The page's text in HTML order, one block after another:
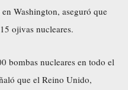
Washington, aseguró que
ojivas nucleares.
bombas nucleares en todo el
que el Reino Unido,